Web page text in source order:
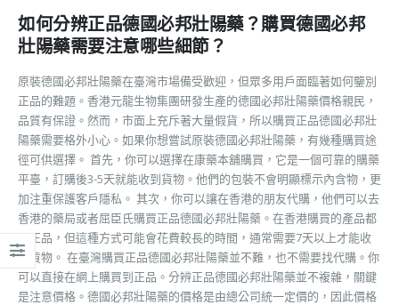
如何分辨正品德國必邦壯陽藥？購買德國必邦
壯陽藥需要注意哪些細節？
原裝德國必邦壯陽藥在臺灣市場備受歡迎，但眾多用戶面臨著如何鑒別
正品的難題。香港元龍生物集團研發生產的德國必邦壯陽藥價格親民，
品質有保證。然而，市面上充斥著大量假貨，所以購買正品德國必邦壯
陽藥需要格外小心。如果你想嘗試原裝德國必邦壯陽藥，有幾種購買途
徑可供選擇。 首先，你可以選擇在康藥本舖購買，它是一個可靠的購藥
平臺，訂購後3-5天就能收到貨物。他們的包裝不會明顯標示內含物，更
加注重保護客戶隱私。 其次，你可以讓在香港的朋友代購，他們可以去
香港的藥局或者屈臣氏購買正品德國必邦壯陽藥。在香港購買的產品都
是正品，但這種方式可能會花費較長的時間，通常需要7天以上才能收
到貨物。 在臺灣購買正品德國必邦壯陽藥並不難，也不需要找代購。你
可以直接在網上購買到正品。分辨正品德國必邦壯陽藥並不複雜，關鍵
是注意價格。德國必邦壯陽藥的價格是由總公司統一定價的，因此價格